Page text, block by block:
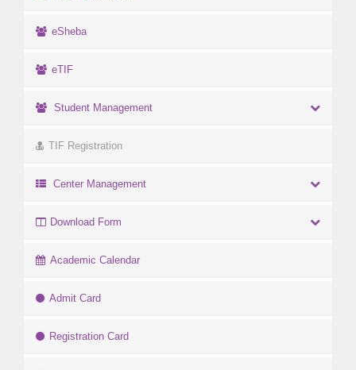
eSheba
eTIF
Student Management
TIF Registration
Center Management
Download Form
Academic Calendar
Admit Card
Registration Card